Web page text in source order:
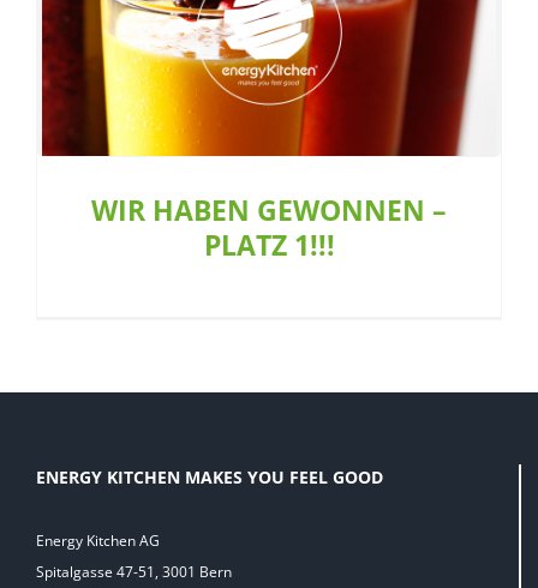
WIR HABEN GEWONNEN – PLATZ 1!!!
Allgemein
WIR HABEN GEWONNEN –
PLATZ 1!!!
ENERGY KITCHEN MAKES YOU FEEL GOOD
Energy Kitchen AG
Spitalgasse 47-51, 3001 Bern